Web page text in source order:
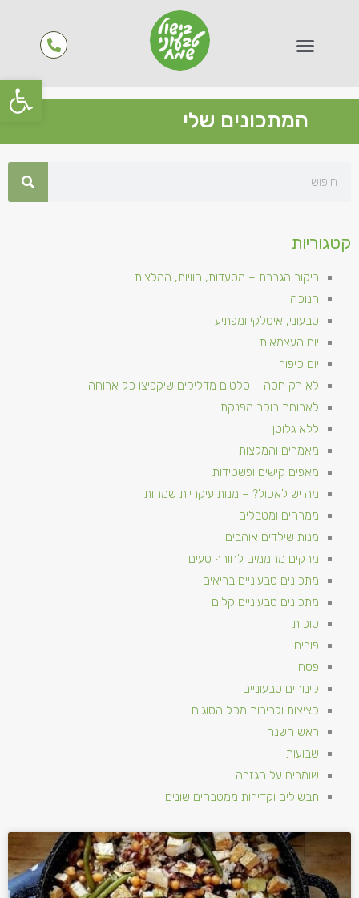
פתח
המתכונים שלי
קטגוריות
ביקור הגברת – מסעדות, חוויות, המלצות
חנוכה
טבעוני, איטלקי ומפתיע
יום העצמאות
יום כיפור
לא רק חסה – סלטים מדליקים שיקפיצו כל ארוחה
לארוחת בוקר מפנקת
ללא גלוטן
מאמרים והמלצות
מאפים קישים ופשטידות
מה יש לאכול? – מנות עיקריות שמחות
ממרחים ומטבלים
מנות שילדים אוהבים
מרקים מחממים לחורף טעים
מתכונים טבעוניים​ בריאים
מתכונים טבעוניים קלים
סוכות
פורים
פסח
קינוחים טבעוניים
קציצות ולביבות מכל הסוגים
ראש השנה
שבועות
שומרים על הגזרה
תבשילים וקדירות ממטבחים שונים